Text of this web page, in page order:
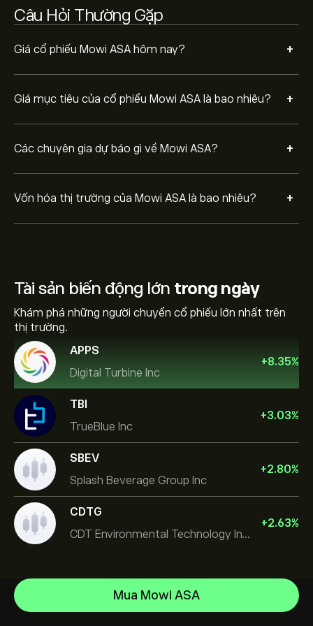
Câu Hỏi Thường Gặp
Giá cổ phiếu Mowi ASA hôm nay? +
Giá mục tiêu của cổ phiểu Mowi ASA là bao nhiêu? +
Các chuyên gia dự báo gì về Mowi ASA? +
Vốn hóa thị trường của Mowi ASA là bao nhiêu? +
Tài sản biến động lớn trong ngày
Khám phá những người chuyển cổ phiếu lớn nhất trên
thị trường.
APPS
Digital Turbine Inc
+8.35%
TBI
TrueBlue Inc
+3.03%
SBEV
Splash Beverage Group Inc
+2.80%
CDTG
CDT Environmental Technology Investment Holdings L
+2.63%
Mua Mowi ASA
Micron Technology, Inc.
Space Exploration Technologies Corp